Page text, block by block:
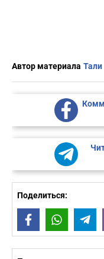
Автор материала
Поделиться:
FacebookWhatsApp